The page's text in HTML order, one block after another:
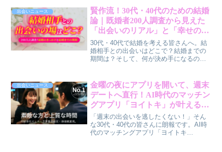
チングサービスも登場。国際結婚は、も
はや特別なことではないのかもしれませ
ん。
出会いニュース
賢作流！30代・40代のための結婚
論｜既婚者200人調査から見えた
「出会いのリアル」と「幸せの秘
訣」
30代・40代で結婚を考える皆さんへ。結
婚相手との出会いはどこで？結婚までの
期間は？そして、何が決め手になるの？
筆者・賢作が、この結果から見えてくる
「結婚のリアル」を、親しみやすい視点
で深掘りします。
出会いニュース
金曜の夜にアプリを開いて、週末
デートへ直行！AI時代のマッチン
グアプリ「ヨイトキ」が叶えるス
マート年齢認証の裏側
「週末の出会いを逃したくない！」そん
な30代・40代の皆さんに朗報です。AI時
代のマッチングアプリ「ヨイトキ